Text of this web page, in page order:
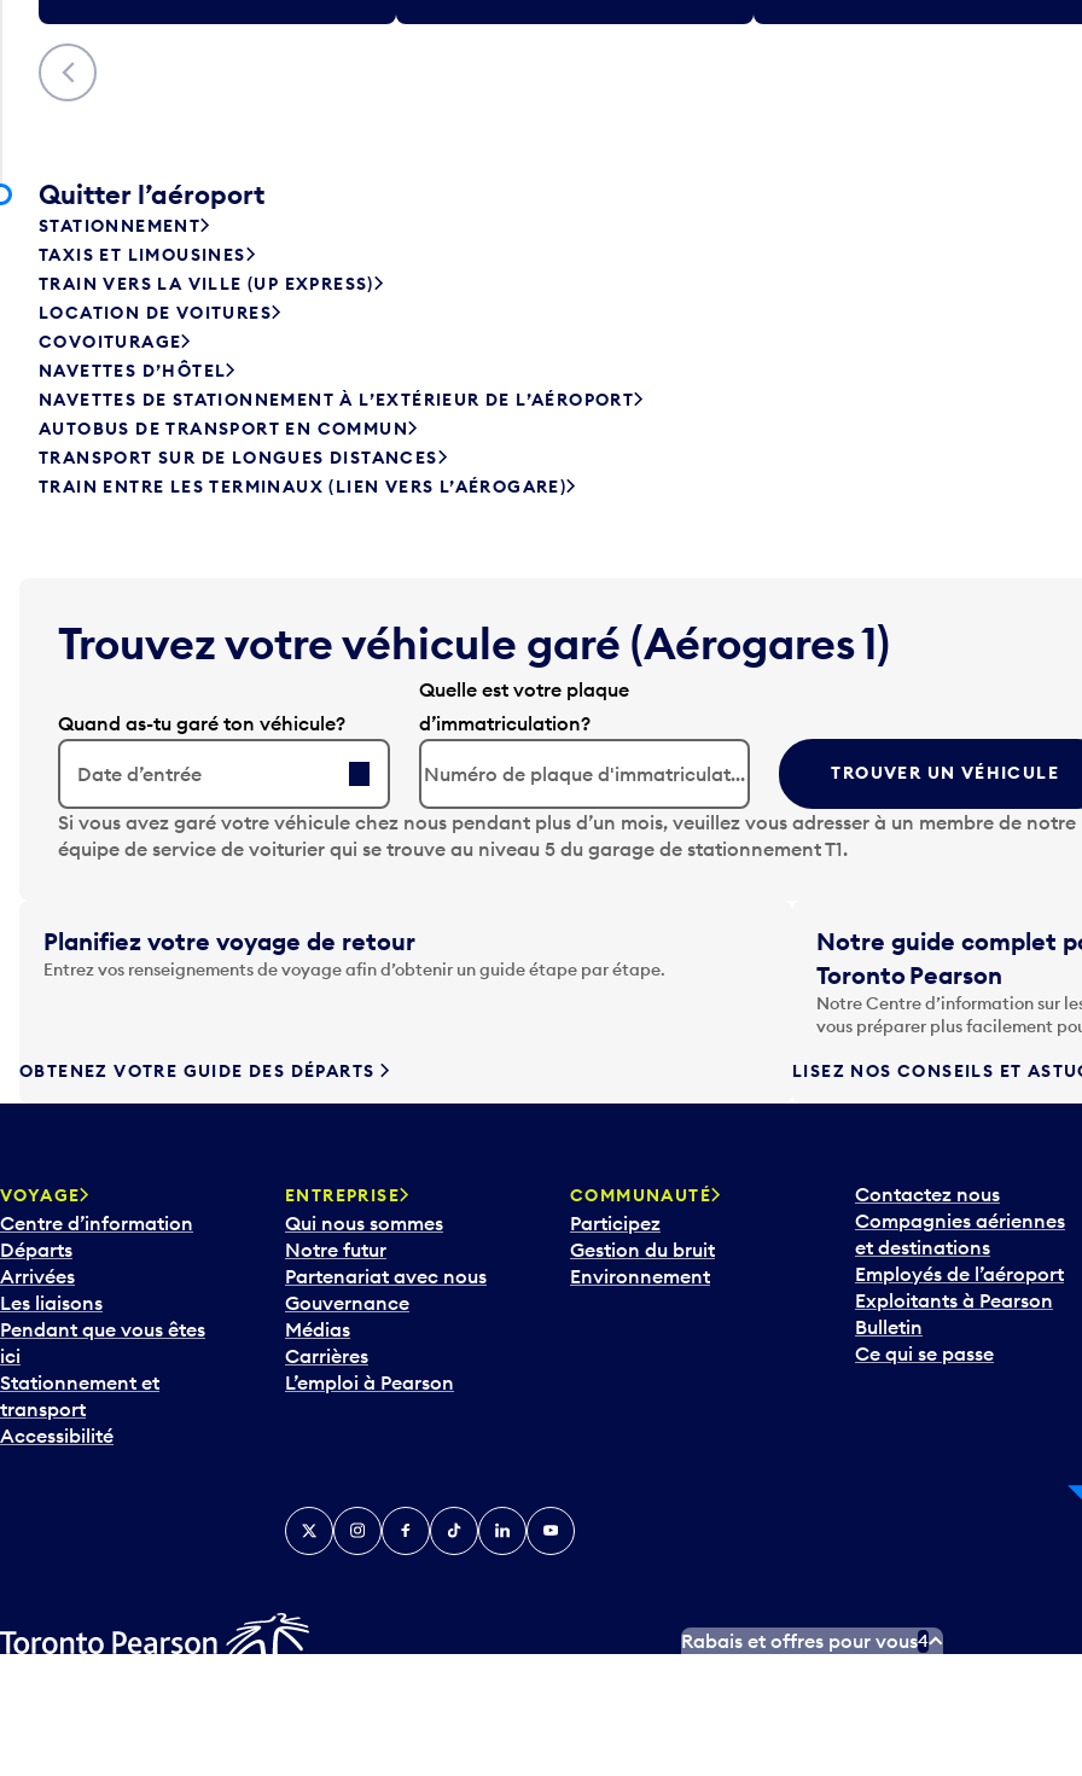
Précédent
Quitter l’aéroport
STATIONNEMENT
TAXIS ET LIMOUSINES
TRAIN VERS LA VILLE (UP EXPRESS)
LOCATION DE VOITURES
COVOITURAGE
NAVETTES D’HÔTEL
NAVETTES DE STATIONNEMENT À L’EXTÉRIEUR DE L’AÉROPORT
AUTOBUS DE TRANSPORT EN COMMUN
TRANSPORT SUR DE LONGUES DISTANCES
TRAIN ENTRE LES TERMINAUX (LIEN VERS L’AÉROGARE)
Trouvez votre véhicule garé (Aérogares 1)
Quand as-tu garé ton véhicule?
Date d’entrée
A
p
y
e
z
r
u
c
h
e
F
l
c
h
e
a
Quelle est votre plaque
d’immatriculation?
TROUVER UN VÉHICULE
Si vous avez garé votre véhicule chez nous pendant plus d’un mois, veuillez vous adresser à un membre de notre
équipe de service de voiturier qui se trouve au niveau 5 du garage de stationnement T1.
Planifiez votre voyage de retour
Entrez vos renseignements de voyage afin d’obtenir un guide étape par étape.
OBTENEZ VOTRE GUIDE DES DÉPARTS
Notre guide complet
Toronto Pearson
Notre Centre d’information sur
vous préparer plus facilement
LISEZ NOS CONSEILS ET
VOYAGE
Centre d’information
Départs
Arrivées
Les liaisons
Pendant que vous êtes
ici
Stationnement et
transport
Accessibilité
ENTREPRISE
Qui nous sommes
Notre futur
Partenariat avec nous
Gouvernance
Médias
Carrières
L’emploi à Pearson
COMMUNAUTÉ
Participez
Gestion du bruit
Environnement
Contactez nous
Compagnies aériennes
et destinations
Employés de l’aéroport
Exploitants à Pearson
Bulletin
Ce qui se passe
TwitterInstagramFacebook
TikTokLinkedInYouTube
Rabais et offres pour vous4